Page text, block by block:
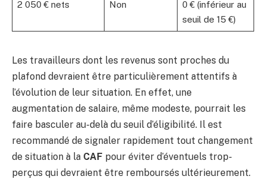
2 050 € nets Non
0 € (inférieur au
seuil de 15 €)
Les travailleurs dont les revenus sont proches du
plafond devraient être particulièrement attentifs à
l’évolution de leur situation. En effet, une
augmentation de salaire, même modeste, pourrait les
faire basculer au-delà du seuil d’éligibilité. Il est
recommandé de signaler rapidement tout changement
de situation à la CAF pour éviter d’éventuels trop-
perçus qui devraient être remboursés ultérieurement.